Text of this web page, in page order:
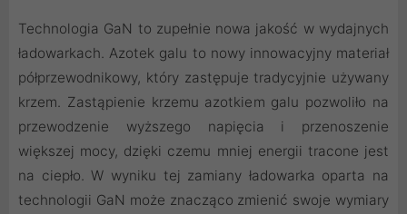
Technologia GaN to zupełnie nowa jakość w wydajnych
ładowarkach. Azotek galu to nowy innowacyjny materiał
półprzewodnikowy, który zastępuje tradycyjnie używany
krzem. Zastąpienie krzemu azotkiem galu pozwoliło na
przewodzenie wyższego napięcia i przenoszenie
większej mocy, dzięki czemu mniej energii tracone jest
na ciepło. W wyniku tej zamiany ładowarka oparta na
technologii GaN może znacząco zmienić swoje wymiary